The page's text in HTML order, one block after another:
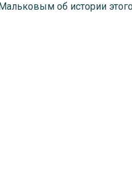
об истории